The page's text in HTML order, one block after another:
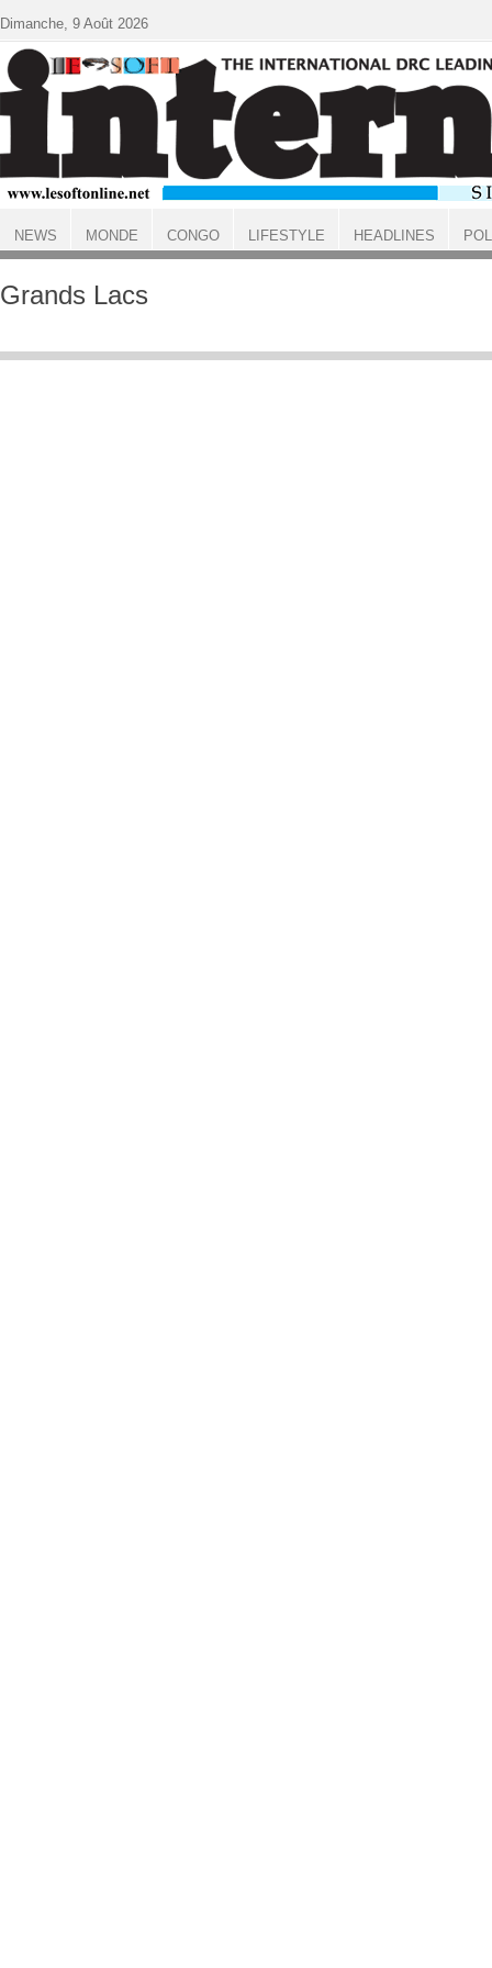
ACCUEIL
Grands Lacs
Dimanche, 9 Août 2026
NEWS MONDE CONGO LIFESTYLE HEADLINES